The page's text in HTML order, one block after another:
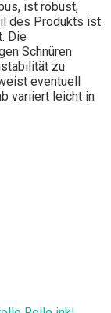
ist robust,
des Produkts ist
Die
Schnüren
zu
eventuell
variiert leicht in